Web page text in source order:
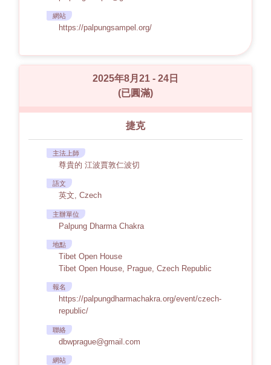
網站
https://palpungsampel.org/
2025年8月21 - 24日
(已圓滿)
捷克
主法上師
尊貴的 江波賈敦仁波切
語文
英文, Czech
主辦單位
Palpung Dharma Chakra
地點
Tibet Open House
Tibet Open House, Prague, Czech Republic
報名
https://palpungdharmachakra.org/event/czech-
republic/
聯絡
dbwprague@gmail.com
網站